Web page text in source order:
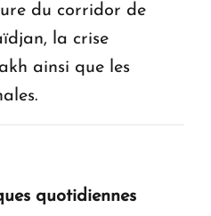
du corridor de
la crise
ainsi que les
quotidiennes